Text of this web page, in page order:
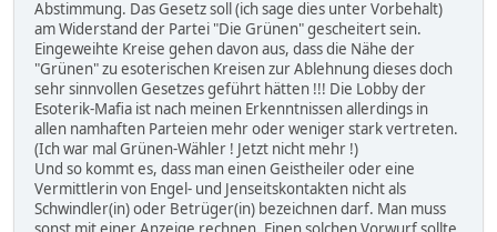
Abstimmung. Das Gesetz soll (ich sage dies unter Vorbehalt)
am Widerstand der Partei "Die Grünen" gescheitert sein.
Eingeweihte Kreise gehen davon aus, dass die Nähe der
"Grünen" zu esoterischen Kreisen zur Ablehnung dieses doch
sehr sinnvollen Gesetzes geführt hätten !!! Die Lobby der
Esoterik-Mafia ist nach meinen Erkenntnissen allerdings in
allen namhaften Parteien mehr oder weniger stark vertreten.
(Ich war mal Grünen-Wähler ! Jetzt nicht mehr !)
Und so kommt es, dass man einen Geistheiler oder eine
Vermittlerin von Engel- und Jenseitskontakten nicht als
Schwindler(in) oder Betrüger(in) bezeichnen darf. Man muss